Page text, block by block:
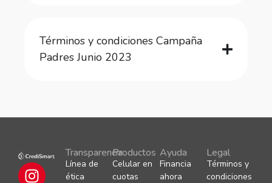
Términos y condiciones Campaña
Padres Junio 2023
Transparencia
Línea de
ética
Productos
Celular en
cuotas
Ayuda
Financia
ahora
Legal
Términos y
condiciones